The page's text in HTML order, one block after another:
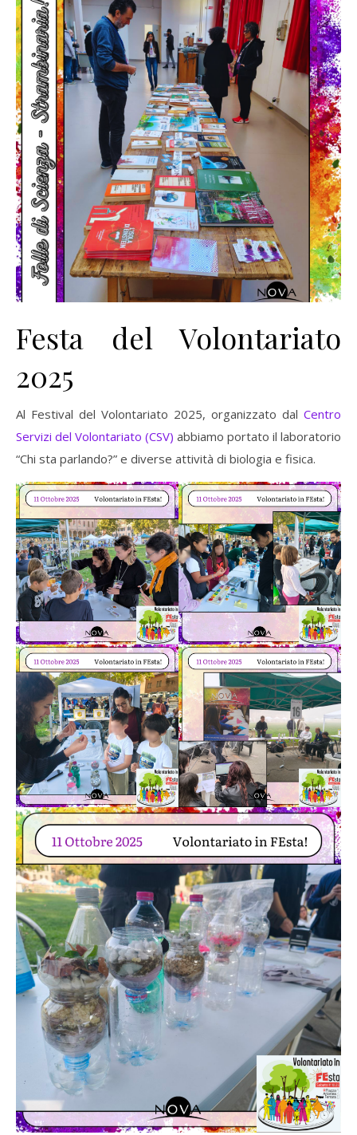
Festa del Volontariato
2025
Al Festival del Volontariato 2025, organizzato dal Centro
Servizi del Volontariato (CSV) abbiamo portato il laboratorio
“Chi sta parlando?” e diverse attività di biologia e fisica.